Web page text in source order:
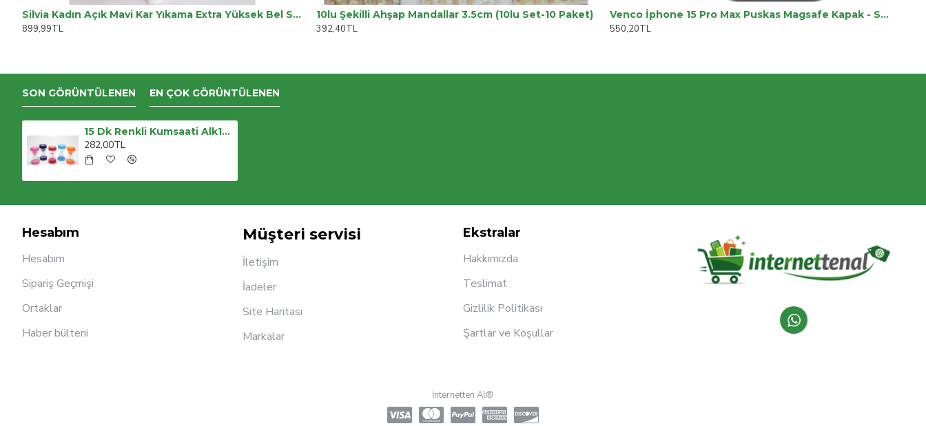
Silvia Kadın Açık Mavi Kar Yıkama Extra Yüksek Bel Salaş Paça Denim Kot Pantolon
899,99TL
10lu Şekilli Ahşap Mandallar 3.5cm (10lu Set-10 Paket)
392,40TL
Venco İphone 15 Pro Max Puskas Magsafe Kapak - Siyah
550,20TL
SON GÖRÜNTÜLENEN EN ÇOK GÖRÜNTÜLENEN
15 Dk Renkli Kumsaati Alk1111
282,00TL
Hesabım
Hesabım
Sipariş Geçmişi
Ortaklar
Haber bülteni
Müşteri servisi
İletişim
İadeler
Site Haritası
Markalar
Ekstralar
Hakkımızda
Teslimat
Gizlilik Politikası
Şartlar ve Koşullar
İnternetten Al®